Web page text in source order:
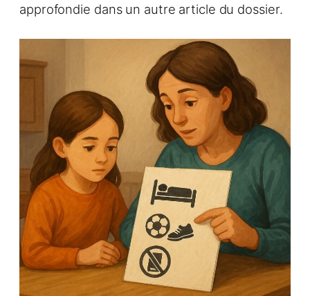
approfondie dans un autre article du dossier.